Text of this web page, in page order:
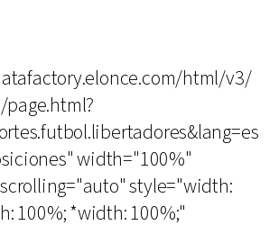
html/v3/
width="100%"
style="width:
100%; *width: 100%;"